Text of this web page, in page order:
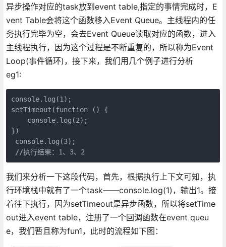
异步操作对应的task放到event table,指定的事情完成时，E
vent Table会将这个函数移入Event Queue。主线程内的任
务执行完毕为空，会去Event Queue读取对应的函数，进入
主线程执行，因为这个过程是不断重复的，所以称为Event
Loop(事件循环)，接下来，我们用几个例子进行分析
eg1:
console.log(1);
setTimeout(function () {
    console.log(2);
})
console.log(3);
我们来分析一下这段代码，首先，根据执行上下文可知，执
行环境栈中就有了一个task——console.log(1)，输出1。接
着往下执行，因为setTimeout是异步函数，所以将setTime
out进入event table，注册了一个回调函数在event queu
e，我们暂且称为fun1，此时的流程如下图：